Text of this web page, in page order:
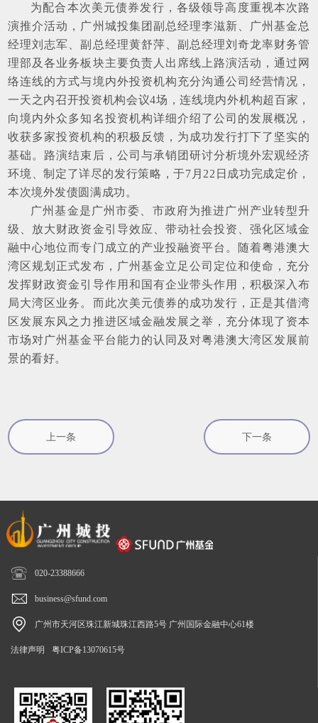
为配合本次美元债券发行，各级领导高度重视本次路
演推介活动，广州城投集团副总经理李滋新、广州基金总
经理刘志军、副总经理黄舒萍、副总经理刘奇龙率财务管
理部及各业务板块主要负责人出席线上路演活动，通过网
络连线的方式与境内外投资机构充分沟通公司经营情况，
一天之内召开投资机构会议4场，连线境内外机构超百家，
向境内外众多知名投资机构详细介绍了公司的发展概况，
收获多家投资机构的积极反馈，为成功发行打下了坚实的
基础。路演结束后，公司与承销团研讨分析境外宏观经济
环境、制定了详尽的发行策略，于7月22日成功完成定价，
本次境外发债圆满成功。
广州基金是广州市委、市政府为推进广州产业转型升
级、放大财政资金引导效应、带动社会投资、强化区域金
融中心地位而专门成立的产业投融资平台。随着粤港澳大
湾区规划正式发布，广州基金立足公司定位和使命，充分
发挥财政资金引导作用和国有企业带头作用，积极深入布
局大湾区业务。而此次美元债券的成功发行，正是其借湾
区发展东风之力推进区域金融发展之举，充分体现了资本
市场对广州基金平台能力的认同及对粤港澳大湾区发展前
景的看好。
上一条 下一条
 020-23388666
 business@sfund.com
 广州市天河区珠江新城珠江西路5号 广州国际金融中心61楼
法律声明 粤ICP备13070615号